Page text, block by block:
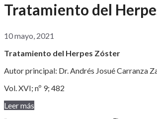
Tratamiento del
10 mayo, 2021
Tratamiento del Herpes Zóster
Autor principal: Dr. Andrés Josué Carranza
Vol. XVI; nº 9; 482
Leer más